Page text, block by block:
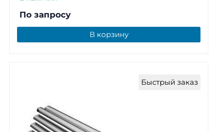
По запросу
В корзину
Быстрый заказ